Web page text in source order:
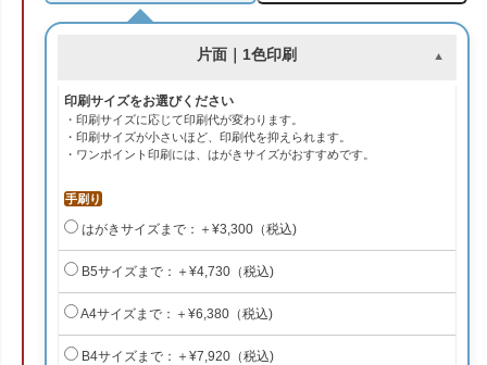
片面｜1色印刷
印刷サイズをお選びください
・印刷サイズに応じて印刷代が変わります。
・印刷サイズが小さいほど、印刷代を抑えられます。
・ワンポイント印刷には、はがきサイズがおすすめです。
手刷り
はがきサイズまで：＋¥3,300（税込)
B5サイズまで：＋¥4,730（税込)
A4サイズまで：＋¥6,380（税込)
B4サイズまで：＋¥7,920（税込)